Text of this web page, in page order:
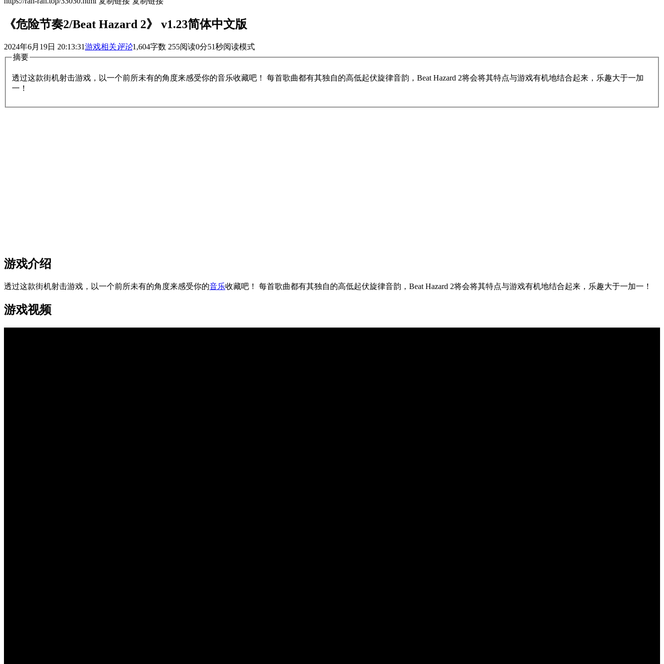
《危险节奏2/Beat Hazard 2》 v1.23简体中文版
2024年6月19日 20:13:31游戏相关评论1,604字数 255阅读0分51秒阅读模式
摘要
透过这款街机射击游戏，以一个前所未有的角度来感受你的音乐收藏吧！ 每首歌曲都有其独自的高低起伏旋律音韵，Beat Hazard 2将会将其特点与游戏有机地结合起来，乐趣大于一加
一！
游戏介绍
透过这款街机射击游戏，以一个前所未有的角度来感受你的音乐收藏吧！ 每首歌曲都有其独自的高低起伏旋律音韵，Beat Hazard 2将会将其特点与游戏有机地结合起来，乐趣大于一加一！
游戏视频